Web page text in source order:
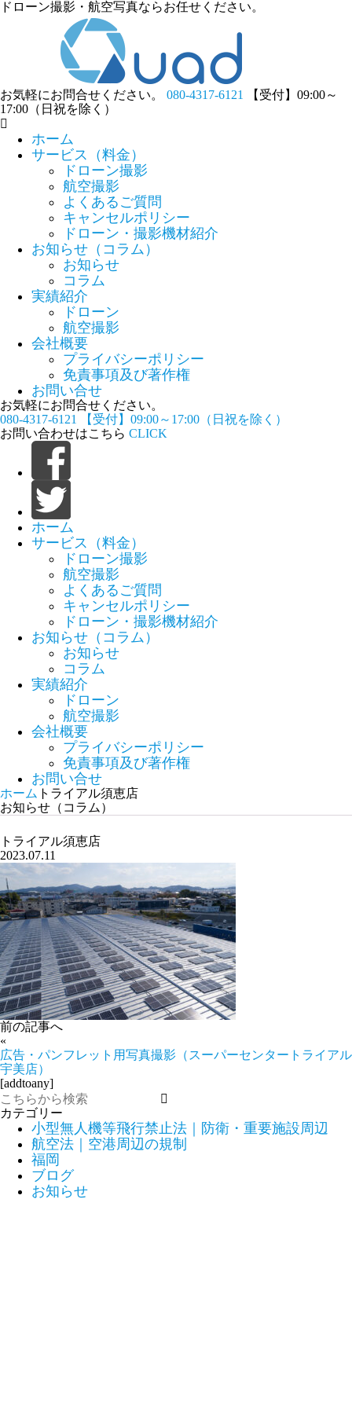
ドローン撮影・航空写真ならお任せください。
お気軽にお問合せください。 080-4317-6121
【受付】09:00～
17:00（日祝を除く）
ホーム
サービス（料金）
ドローン撮影
航空撮影
よくあるご質問
キャンセルポリシー
ドローン・撮影機材紹介
お知らせ（コラム）
お知らせ
コラム
実績紹介
ドローン
航空撮影
会社概要
プライバシーポリシー
免責事項及び著作権
お問い合せ
お気軽にお問合せください。
080-4317-6121
【受付】09:00～17:00（日祝を除く）
お問い合わせはこちら CLICK
ホーム
サービス（料金）
ドローン撮影
航空撮影
よくあるご質問
キャンセルポリシー
ドローン・撮影機材紹介
お知らせ（コラム）
お知らせ
コラム
実績紹介
ドローン
航空撮影
会社概要
プライバシーポリシー
免責事項及び著作権
お問い合せ
ホーム トライアル須恵店
お知らせ（コラム）
トライアル須恵店
2023.07.11
前の記事へ
«
広告・パンフレット用写真撮影（スーパーセンタートライアル
宇美店）
[addtoany]
カテゴリー
小型無人機等飛行禁止法｜防衛・重要施設周辺
航空法｜空港周辺の規制
福岡
ブログ
お知らせ